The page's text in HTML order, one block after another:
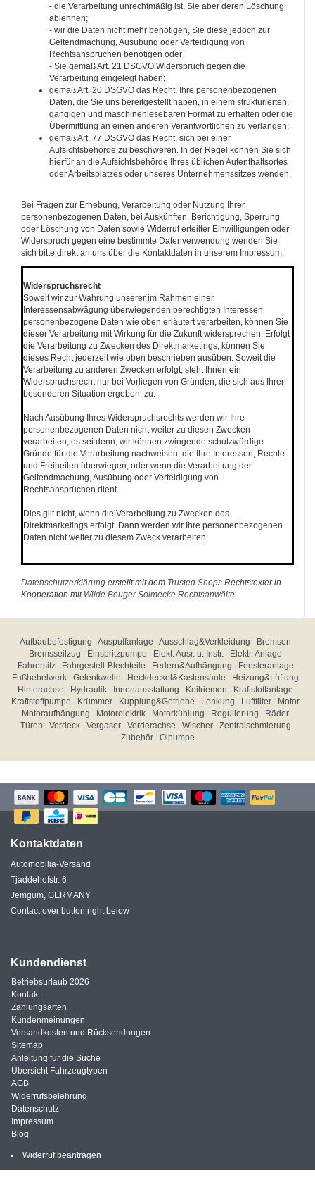
- die Verarbeitung unrechtmäßig ist, Sie aber deren Löschung
ablehnen;
- wir die Daten nicht mehr benötigen, Sie diese jedoch zur
Geltendmachung, Ausübung oder Verteidigung von
Rechtsansprüchen benötigen oder
- Sie gemäß Art. 21 DSGVO Widerspruch gegen die
Verarbeitung eingelegt haben;
gemäß Art. 20 DSGVO das Recht, Ihre personenbezogenen
Daten, die Sie uns bereitgestellt haben, in einem strukturierten,
gängigen und maschinenlesebaren Format zu erhalten oder die
Übermittlung an einen anderen Verantwortlichen zu verlangen;
gemäß Art. 77 DSGVO das Recht, sich bei einer
Aufsichtsbehörde zu beschweren. In der Regel können Sie sich
hierfür an die Aufsichtsbehörde Ihres üblichen Aufenthaltsortes
oder Arbeitsplatzes oder unseres Unternehmenssitzes wenden.
Bei Fragen zur Erhebung, Verarbeitung oder Nutzung Ihrer
personenbezogenen Daten, bei Auskünften, Berichtigung, Sperrung
oder Löschung von Daten sowie Widerruf erteilter Einwilligungen oder
Widerspruch gegen eine bestimmte Datenverwendung wenden Sie
sich bitte direkt an uns über die Kontaktdaten in unserem Impressum.
Widerspruchsrecht
Soweit wir zur Wahrung unserer im Rahmen einer
Interessensabwägung überwiegenden berechtigten Interessen
personenbezogene Daten wie oben erläutert verarbeiten, können Sie
dieser Verarbeitung mit Wirkung für die Zukunft widersprechen. Erfolgt
die Verarbeitung zu Zwecken des Direktmarketings, können Sie
dieses Recht jederzeit wie oben beschrieben ausüben. Soweit die
Verarbeitung zu anderen Zwecken erfolgt, steht Ihnen ein
Widerspruchsrecht nur bei Vorliegen von Gründen, die sich aus Ihrer
besonderen Situation ergeben, zu.
Nach Ausübung Ihres Widerspruchsrechts werden wir Ihre
personenbezogenen Daten nicht weiter zu diesen Zwecken
verarbeiten, es sei denn, wir können zwingende schutzwürdige
Gründe für die Verarbeitung nachweisen, die Ihre Interessen, Rechte
und Freiheiten überwiegen, oder wenn die Verarbeitung der
Geltendmachung, Ausübung oder Verteidigung von
Rechtsansprüchen dient.
Dies gilt nicht, wenn die Verarbeitung zu Zwecken des
Direktmarketings erfolgt. Dann werden wir Ihre personenbezogenen
Daten nicht weiter zu diesem Zweck verarbeiten.
Datenschutzerklärung erstellt mit dem Trusted Shops Rechtstexter in
Kooperation mit Wilde Beuger Solmecke Rechtsanwälte.
Aufbaubefestigung Auspuffanlage Ausschlag&Verkleidung
Bremsen
Bremsseilzug
Einspritzpumpe Elekt. Ausr. u. Instr.
Elektr. Anlage
Fahrersitz
Fahrgestell-Blechteile Federn&Aufhängung
Fensteranlage
Fußhebelwerk
Gelenkwelle Heckdeckel&Kastensäule
Heizung&Lüftung
Hinterachse
Hydraulik Innenausstattung Keilriemen
Kraftstoffanlage
Kraftstoffpumpe
Krümmer Kupplung&Getriebe Lenkung Luftfilter
Motor
Motoraufhängung
Motorelektrik Motorkühlung Regulierung
Räder
Türen
Verdeck Vergaser Vorderachse Wischer
Zentralschmierung
Zubehör
Ölpumpe
Kontaktdaten
Automobilia-Versand
Tjaddehofstr. 6
Jemgum, GERMANY
Contact over button right below
Kundendienst
Betriebsurlaub 2026
Kontakt
Zahlungsarten
Kundenmeinungen
Versandkosten und Rücksendungen
Sitemap
Anleitung für die Suche
Übersicht Fahrzeugtypen
AGB
Widerrufsbelehrung
Datenschutz
Impressum
Blog
Widerruf beantragen